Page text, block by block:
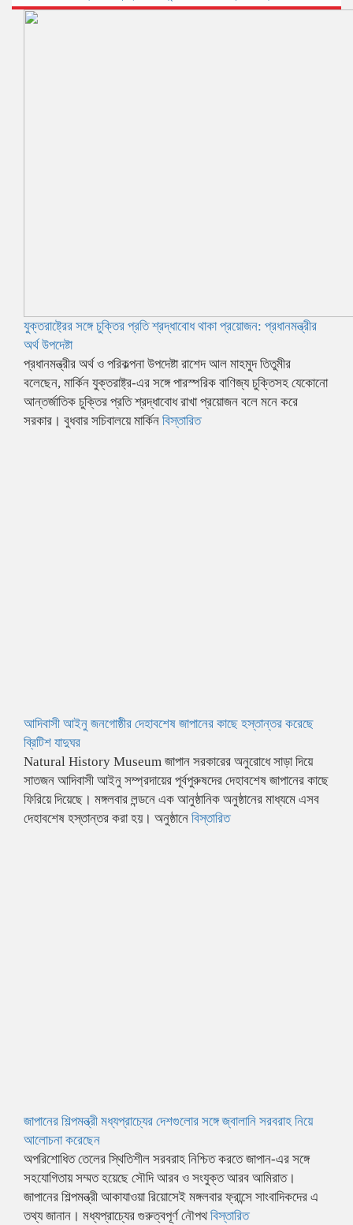
যুক্তরাষ্ট্রের সঙ্গে চুক্তির প্রতি শ্রদ্ধাবোধ থাকা প্রয়োজন: প্রধানমন্ত্রীর
অর্থ উপদেষ্টা
প্রধানমন্ত্রীর অর্থ ও পরিকল্পনা উপদেষ্টা রাশেদ আল মাহমুদ তিতুমীর
বলেছেন, মার্কিন যুক্তরাষ্ট্র-এর সঙ্গে পারস্পরিক বাণিজ্য চুক্তিসহ যেকোনো
আন্তর্জাতিক চুক্তির প্রতি শ্রদ্ধাবোধ রাখা প্রয়োজন বলে মনে করে
সরকার। বুধবার সচিবালয়ে মার্কিন বিস্তারিত
আদিবাসী আইনু জনগোষ্ঠীর দেহাবশেষ জাপানের কাছে হস্তান্তর করেছে
ব্রিটিশ যাদুঘর
Natural History Museum জাপান সরকারের অনুরোধে সাড়া দিয়ে
সাতজন আদিবাসী আইনু সম্প্রদায়ের পূর্বপুরুষদের দেহাবশেষ জাপানের কাছে
ফিরিয়ে দিয়েছে। মঙ্গলবার লন্ডনে এক আনুষ্ঠানিক অনুষ্ঠানের মাধ্যমে এসব
দেহাবশেষ হস্তান্তর করা হয়। অনুষ্ঠানে বিস্তারিত
জাপানের শিল্পমন্ত্রী মধ্যপ্রাচ্যের দেশগুলোর সঙ্গে জ্বালানি সরবরাহ নিয়ে
আলোচনা করেছেন
অপরিশোধিত তেলের স্থিতিশীল সরবরাহ নিশ্চিত করতে জাপান-এর সঙ্গে
সহযোগিতায় সম্মত হয়েছে সৌদি আরব ও সংযুক্ত আরব আমিরাত।
জাপানের শিল্পমন্ত্রী আকাযাওয়া রিয়োসেই মঙ্গলবার ফ্রান্সে সাংবাদিকদের এ
তথ্য জানান। মধ্যপ্রাচ্যের গুরুত্বপূর্ণ নৌপথবিস্তারিত